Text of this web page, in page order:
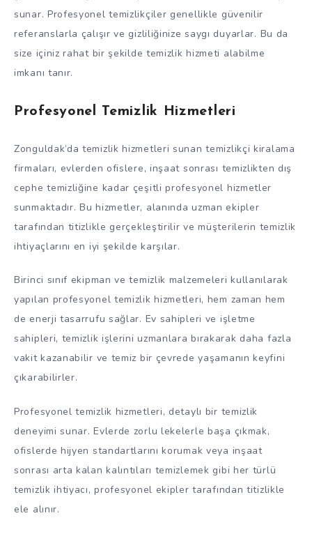
sunar. Profesyonel temizlikçiler genellikle güvenilir
referanslarla çalışır ve gizliliğinize saygı duyarlar. Bu da
size içiniz rahat bir şekilde temizlik hizmeti alabilme
imkanı tanır.
Profesyonel Temizlik Hizmetleri
Zonguldak’da temizlik hizmetleri sunan temizlikçi kiralama
firmaları, evlerden ofislere, inşaat sonrası temizlikten dış
cephe temizliğine kadar çeşitli profesyonel hizmetler
sunmaktadır. Bu hizmetler, alanında uzman ekipler
tarafından titizlikle gerçekleştirilir ve müşterilerin temizlik
ihtiyaçlarını en iyi şekilde karşılar.
Birinci sınıf ekipman ve temizlik malzemeleri kullanılarak
yapılan profesyonel temizlik hizmetleri, hem zaman hem
de enerji tasarrufu sağlar. Ev sahipleri ve işletme
sahipleri, temizlik işlerini uzmanlara bırakarak daha fazla
vakit kazanabilir ve temiz bir çevrede yaşamanın keyfini
çıkarabilirler.
Profesyonel temizlik hizmetleri, detaylı bir temizlik
deneyimi sunar. Evlerde zorlu lekelerle başa çıkmak,
ofislerde hijyen standartlarını korumak veya inşaat
sonrası arta kalan kalıntıları temizlemek gibi her türlü
temizlik ihtiyacı, profesyonel ekipler tarafından titizlikle
ele alınır.